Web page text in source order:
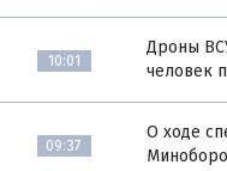
10:01
Дроны
человек
09:37
О ходе